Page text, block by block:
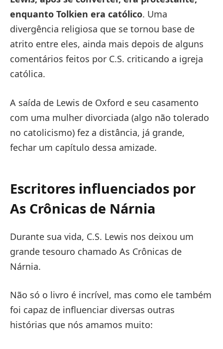
enquanto Tolkien era católico. Uma
divergência religiosa que se tornou base de
atrito entre eles, ainda mais depois de alguns
comentários feitos por C.S. criticando a igreja
católica.
A saída de Lewis de Oxford e seu casamento
com uma mulher divorciada (algo não tolerado
no catolicismo) fez a distância, já grande,
fechar um capítulo dessa amizade.
Escritores influenciados por
As Crônicas de Nárnia
Durante sua vida, C.S. Lewis nos deixou um
grande tesouro chamado As Crônicas de
Nárnia.
Não só o livro é incrível, mas como ele também
foi capaz de influenciar diversas outras
histórias que nós amamos muito: